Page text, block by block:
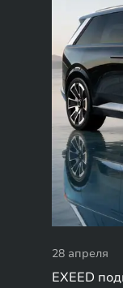
28 апреля
EXEED